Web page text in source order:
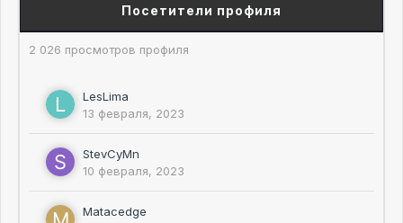
Посетители профиля
2 026 просмотров профиля
LesLima
13 февраля, 2023
StevCyMn
10 февраля, 2023
Matacedge